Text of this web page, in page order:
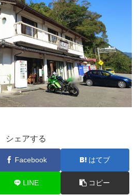
シェアする
Facebook はてブ
LINE コピー